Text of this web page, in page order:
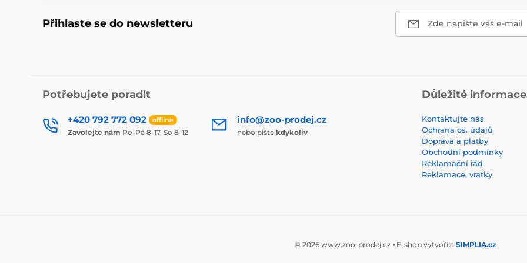
Přihlaste se do newsletteru Zde napište váš e-mail
Potřebujete poradit
+420 792 772 092 offline
Zavolejte nám Po-Pá 8-17, So 8-12
info@zoo-prodej.cz
nebo pište kdykoliv
Důležité informace
Kontaktujte nás
Ochrana os. údajů
Doprava a platby
Obchodní podmínky
Reklamační řád
Reklamace, vratky
© 2026 www.zoo-prodej.cz ⦁ E-shop vytvořila SIMPLIA.cz